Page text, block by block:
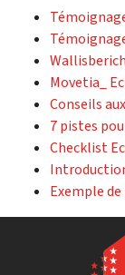
Movetia_
Conseils
7 pistes
Checklist
Exemple